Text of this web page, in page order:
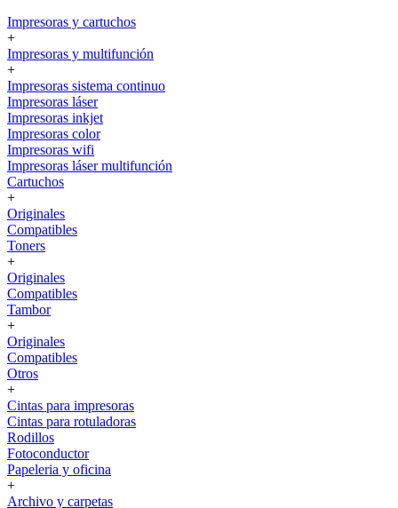
Impresoras y cartuchos
+
Impresoras y multifunción
+
Impresoras sistema continuo
Impresoras láser
Impresoras inkjet
Impresoras color
Impresoras wifi
Impresoras láser multifunción
Cartuchos
+
Originales
Compatibles
Toners
+
Originales
Compatibles
Tambor
+
Originales
Compatibles
Otros
+
Cintas para impresoras
Cintas para rotuladoras
Rodillos
Fotoconductor
Papeleria y oficina
+
Archivo y carpetas